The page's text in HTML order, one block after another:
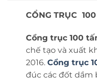
CỔNG TRỤC
Cổng trục 100
chế tạo và xuất
2016. Cổng trục
đúc các đốt dầm